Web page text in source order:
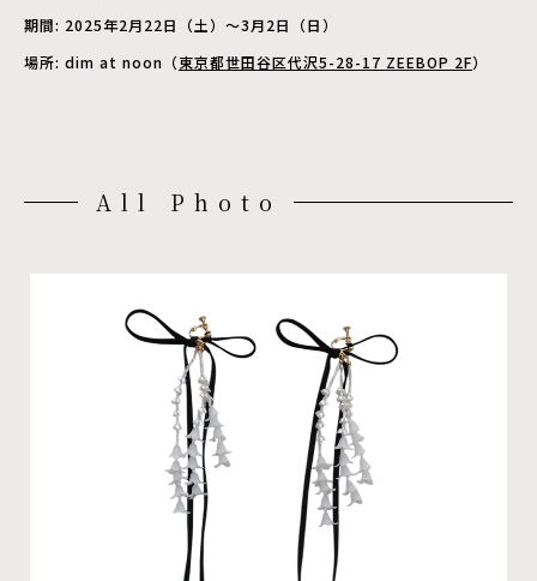
期間: 2025年2月22日（土）～3月2日（日）
場所: dim at noon（東京都世田谷区代沢5-28-17 ZEEBOP 2F）
All Photo